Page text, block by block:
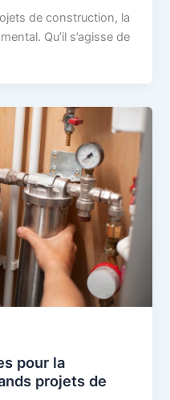
de construction, la
Qu’il s’agisse de
pour la
projets de